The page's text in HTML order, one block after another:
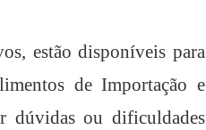
estão disponíveis para
de Importação e
dúvidas ou dificuldades